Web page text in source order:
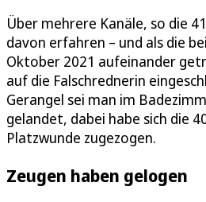
Über mehrere Kanäle, so die
davon erfahren – und als die
Oktober 2021 aufeinander
auf die Falschrednerin
Gerangel sei man im
gelandet, dabei habe sich die
Platzwunde zugezogen.
Zeugen haben gelogen